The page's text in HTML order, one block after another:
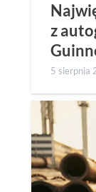
z
5 sierpnia